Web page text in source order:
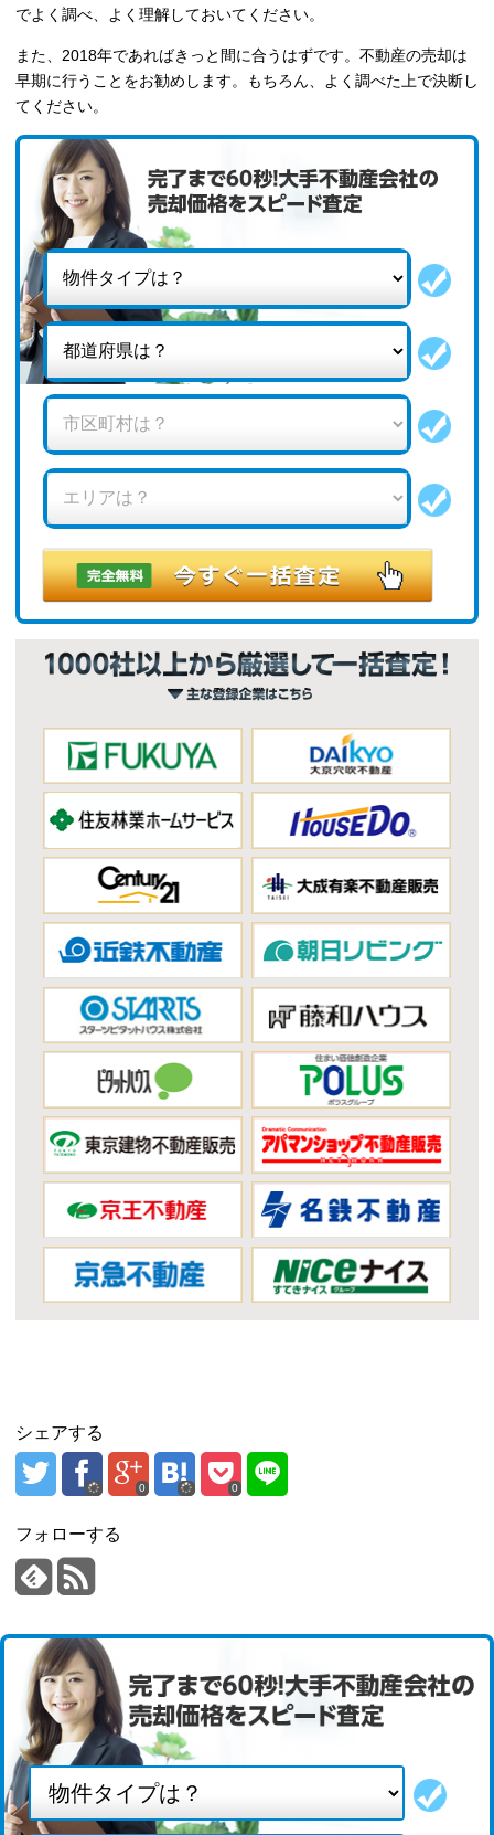
でよく調べ、よく理解しておいてください。
また、2018年であればきっと間に合うはずです。不動産の売却は
早期に行うことをお勧めします。もちろん、よく調べた上で決断し
てください。
シェアする
0 0
フォローする